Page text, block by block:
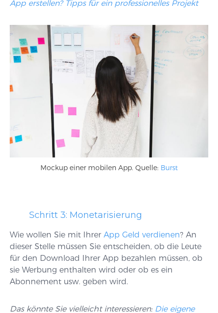
App erstellen? Tipps für ein professionelles Projekt
Mockup einer mobilen App. Quelle: Burst
Schritt 3: Monetarisierung
Wie wollen Sie mit Ihrer App Geld verdienen? An
dieser Stelle müssen Sie entscheiden, ob die Leute
für den Download Ihrer App bezahlen müssen, ob
sie Werbung enthalten wird oder ob es ein
Abonnement usw. geben wird.
Das könnte Sie vielleicht interessieren: Die eigene